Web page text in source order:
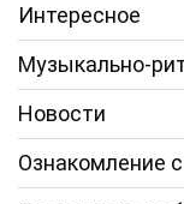
Интересное
Музыкально-
Новости
Ознакомление